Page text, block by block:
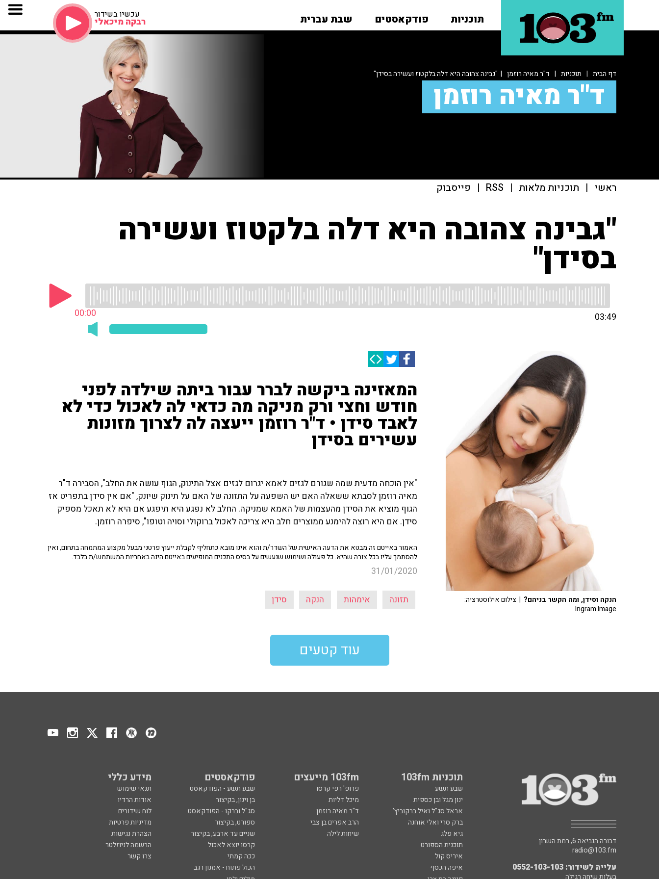
תוכניות פודקאסטים שבת עברית עכשיו בשידור
רבקה מיכאלי
דף הבית | תוכניות | ד"ר מאיה רוזמן | "גבינה צהובה היא דלה בלקטוז ועשירה בסידן"
ד"ר מאיה רוזמן
ראשי | תוכניות מלאות |
RSS
| פייסבוק
"גבינה צהובה היא דלה בלקטוז ועשירה
בסידן"
00:00 03:49
המאזינה ביקשה לברר עבור ביתה שילדה לפני
חודש וחצי ורק מניקה מה כדאי לה לאכול כדי לא
לאבד סידן • ד"ר רוזמן ייעצה לה לצרוך מזונות
עשירים בסידן
"אין הוכחה מדעית שמה שגורם לגזים לאמא יגרום לגזים אצל התינוק, הגוף עושה את החלב", הסבירה ד"ר
מאיה רוזמן לסבתא ששאלה האם יש השפעה על התזונה של האם על תינוק שיונק, "אם אין סידן בתפריט אז
הגוף מוציא את הסידן מהעצמות של האמא שמניקה. החלב לא נפגע היא תיפגע אם היא לא תאכל מספיק
סידן. אם היא רוצה להימנע ממוצרים חלב היא צריכה לאכול ברוקולי וסויה וטופו", סיפרה רוזמן.
האמור באייטם זה מבטא את הדעה האישית של השדר/ת והוא אינו מובא כתחליף לקבלת ייעוץ פרטני מבעל מקצוע המתמחה בתחום, ואין
להסתמך עליו בכל צורה שהיא. כל פעולה ושימוש שנעשים על בסיס התכנים המופיעים באייטם הינה באחריות המשתמש/ת בלבד.
31/01/2020
תזונה אימהות הנקה סידן הנקה וסידן, ומה הקשר בניהם? | צילום אילוסטרציה:
Ingram Image
עוד קטעים
תוכניות 103fm 103fm מייעצים פודקאסטים מידע כללי
שבע תשע פרופ' רפי קרסו שבע תשע - הפודקאסט
תנאי שימוש
ינון מגל ובן כספית
מיכל דליות בן וינון, בקיצור
אודות הרדיו
אראל סג"ל ואיל ברקוביץ'
ד"ר מאיה רוזמן סג"ל וברקו - הפודקאסט
לוח שידורים
ברק סרי ואלי אוחנה
הרב אפרים בן צבי ספורט, בקיצור
מדיניות פרטיות
גיא פלג
שיחות לילה שניים עד ארבע, בקיצור
הצהרת נגישות
תוכנית הספורט
קרסו יוצא לאכול
הרשמה לניוזלטר
איריס קול
ככה קמתי
צרו קשר
איפה הכסף
הכול פתוח - אמנון רגב
דבורה הנביאה 6, רמת השרון
radio@103.fm
עלייה לשידור: 0552-103-103
בעלות שיחה רגילה